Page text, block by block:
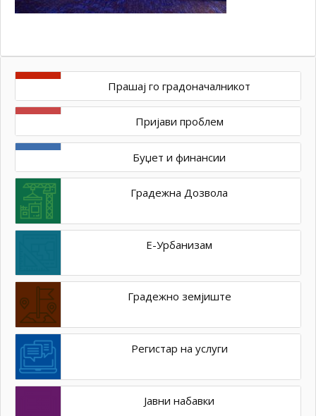
Прашај го градоначалникот
Пријави проблем
Буџет и финансии
Градежна Дозвола
Е-Урбанизам
Градежно земјиште
Регистар на услуги
Јавни набавки